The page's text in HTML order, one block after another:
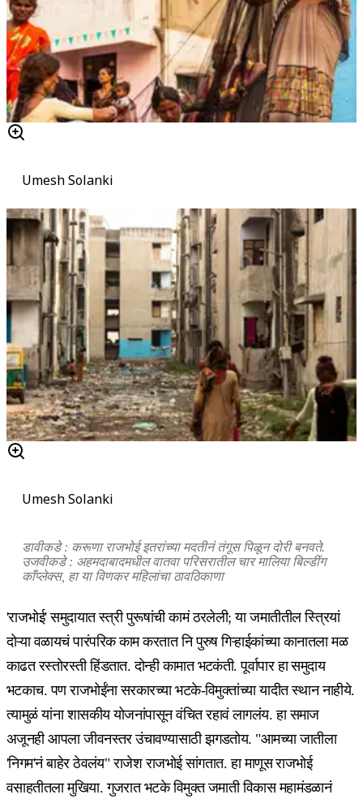
Umesh Solanki
Umesh Solanki
डावीकडे : करूणा राजभोई इतरांच्या मदतीनं तंगूस पिळून दोरी बनवते.
उजवीकडे : अहमदाबादमधील वातवा परिसरातील चार मालिया बिल्डींग
काँप्लेक्स, हा या विणकर महिलांचा ठावठिकाणा
'राजभोई' समुदायात स्त्री पुरूषांची कामं ठरलेली; या जमातीतील स्त्रियां
दोऱ्या वळायचं पारंपरिक काम करतात नि पुरुष गिऱ्हाईकांच्या कानातला मळ
काढत रस्तोरस्ती हिंडतात. दोन्ही कामात भटकंती. पूर्वापार हा समुदाय
भटकाच. पण राजभोईंना सरकारच्या भटके-विमुक्तांच्या यादीत स्थान नाहीये.
त्यामुळं यांना शासकीय योजनांपासून वंचित रहावं लागलंय. हा समाज
अजूनही आपला जीवनस्तर उंचावण्यासाठी झगडतोय. "आमच्या जातीला
'निगम'नं बाहेर ठेवलंय" राजेश राजभोई सांगतात. हा माणूस राजभोई
वसाहतीतला मुखिया. गुजरात भटके विमुक्त जमाती विकास महामंडळानं